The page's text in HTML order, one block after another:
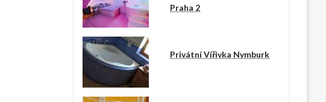
Praha 2
Privátní Vířivka Nymburk